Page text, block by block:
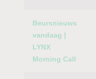
Beursnieuws
vandaag |
LYNX
Morning Call